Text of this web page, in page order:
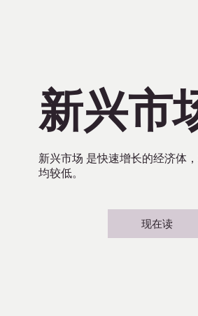
新兴市
新兴市场 是快速增长的经济体
均较低。
现在读